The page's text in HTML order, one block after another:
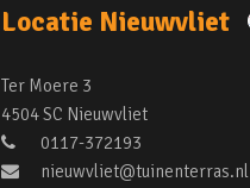
Locatie Nieuwvliet
Ter Moere 3
4504 SC Nieuwvliet
0117-372193
nieuwvliet@tuinenterras.nl